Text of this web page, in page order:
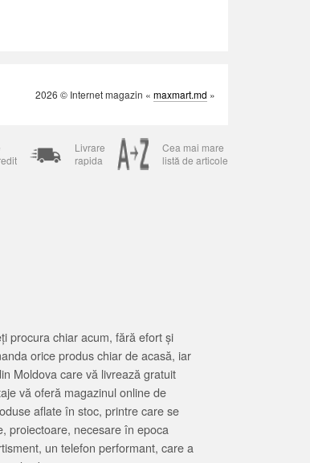
2026 © Internet magazin « maxmart.md »
Livrare
rapida
Cea mai mare
listă de articole
procura chiar acum, fără efort și
orice produs chiar de acasă, iar
Moldova care vă livrează gratuit
vă oferă magazinul online de
aflate în stoc, printre care se
proiectoare, necesare în epoca
un telefon performant, care a